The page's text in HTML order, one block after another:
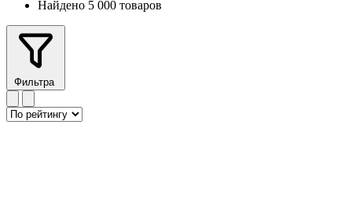
Найдено 5 000 товаров
Фильтра